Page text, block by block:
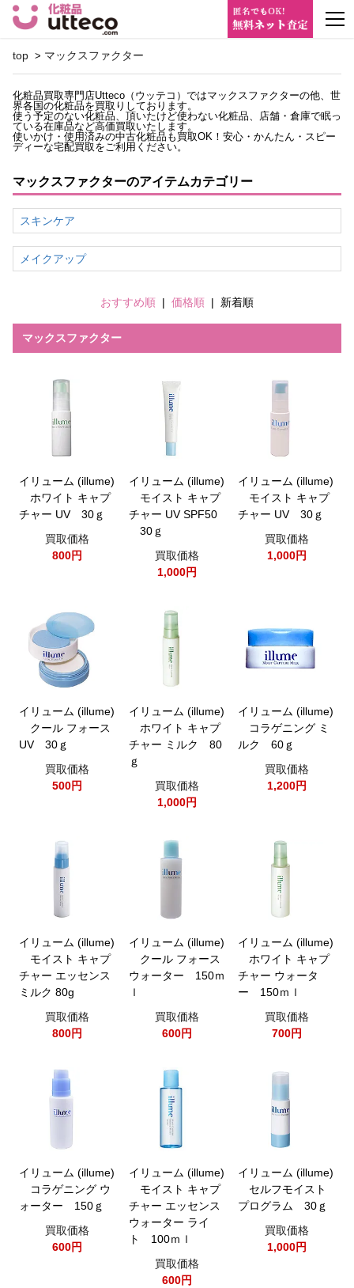
top > マックスファクター
化粧品買取専門店Utteco（ウッテコ）ではマックスファクターの他、世
界各国の化粧品を買取りしております。
使う予定のない化粧品、頂いたけど使わない化粧品、店舗・倉庫で眠っ
ている在庫品など高価買取いたします。
使いかけ・使用済みの中古化粧品も買取OK！安心・かんたん・スピー
ディーな宅配買取をご利用ください。
マックスファクターのアイテムカテゴリー
スキンケア
メイクアップ
おすすめ順 | 価格順 | 新着順
マックスファクター
イリューム (illume)
ホワイト キャプ
チャー UV 30ｇ
買取価格
800円
イリューム (illume)
モイスト キャプ
チャー UV SPF50
30ｇ
買取価格
1,000円
イリューム (illume)
モイスト キャプ
チャー UV 30ｇ
買取価格
1,000円
イリューム (illume)
クール フォース
UV 30ｇ
買取価格
500円
イリューム (illume)
ホワイト キャプ
チャー ミルク 80
ｇ
買取価格
1,000円
イリューム (illume)
コラゲニング ミ
ルク 60ｇ
買取価格
1,200円
イリューム (illume)
モイスト キャプ
チャー エッセンス
ミルク 80g
買取価格
800円
イリューム (illume)
クール フォース
ウォーター 150ｍ
ｌ
買取価格
600円
イリューム (illume)
ホワイト キャプ
チャー ウォータ
ー 150ｍｌ
買取価格
700円
イリューム (illume)
コラゲニング ウ
ォーター 150ｇ
買取価格
600円
イリューム (illume)
モイスト キャプ
チャー エッセンス
ウォーター ライ
ト 100ｍｌ
買取価格
600円
イリューム (illume)
セルフモイスト
プログラム 30ｇ
買取価格
1,000円